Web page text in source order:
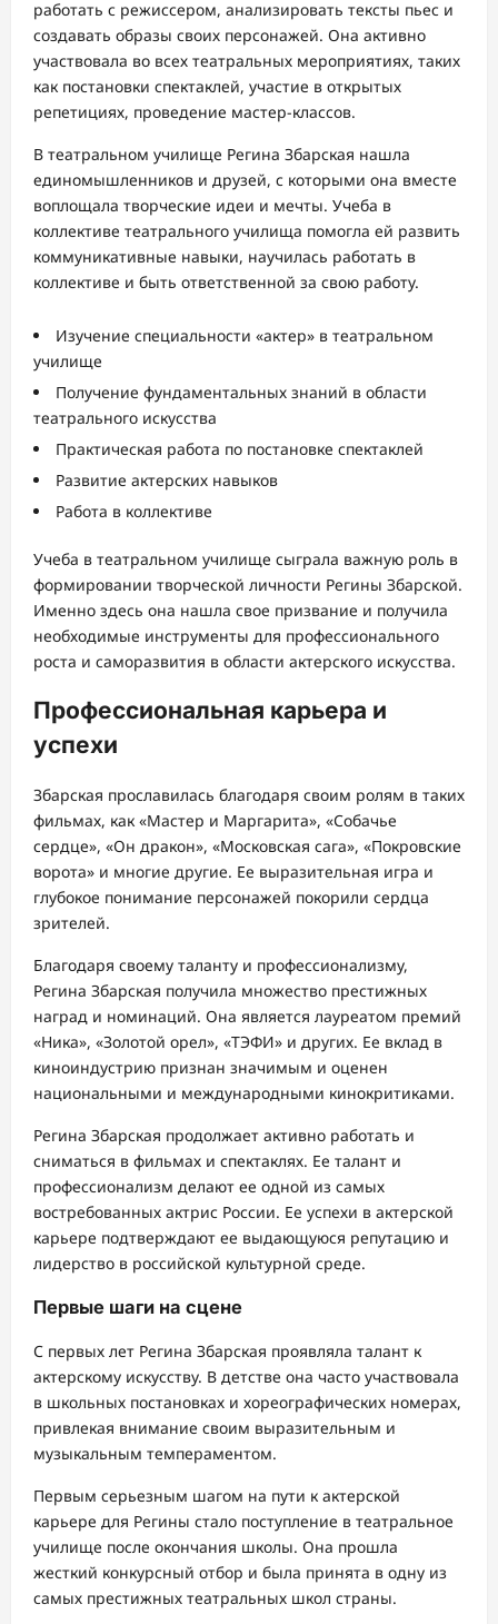
работать с режиссером, анализировать тексты пьес и
создавать образы своих персонажей. Она активно
участвовала во всех театральных мероприятиях, таких
как постановки спектаклей, участие в открытых
репетициях, проведение мастер-классов.
В театральном училище Регина Збарская нашла
единомышленников и друзей, с которыми она вместе
воплощала творческие идеи и мечты. Учеба в
коллективе театрального училища помогла ей развить
коммуникативные навыки, научилась работать в
коллективе и быть ответственной за свою работу.
Изучение специальности «актер» в театральном
училище
Получение фундаментальных знаний в области
театрального искусства
Практическая работа по постановке спектаклей
Развитие актерских навыков
Работа в коллективе
Учеба в театральном училище сыграла важную роль в
формировании творческой личности Регины Збарской.
Именно здесь она нашла свое призвание и получила
необходимые инструменты для профессионального
роста и саморазвития в области актерского искусства.
Профессиональная карьера и
успехи
Збарская прославилась благодаря своим ролям в таких
фильмах, как «Мастер и Маргарита», «Собачье
сердце», «Он дракон», «Московская сага», «Покровские
ворота» и многие другие. Ее выразительная игра и
глубокое понимание персонажей покорили сердца
зрителей.
Благодаря своему таланту и профессионализму,
Регина Збарская получила множество престижных
наград и номинаций. Она является лауреатом премий
«Ника», «Золотой орел», «ТЭФИ» и других. Ее вклад в
киноиндустрию признан значимым и оценен
национальными и международными кинокритиками.
Регина Збарская продолжает активно работать и
сниматься в фильмах и спектаклях. Ее талант и
профессионализм делают ее одной из самых
востребованных актрис России. Ее успехи в актерской
карьере подтверждают ее выдающуюся репутацию и
лидерство в российской культурной среде.
Первые шаги на сцене
С первых лет Регина Збарская проявляла талант к
актерскому искусству. В детстве она часто участвовала
в школьных постановках и хореографических номерах,
привлекая внимание своим выразительным и
музыкальным темпераментом.
Первым серьезным шагом на пути к актерской
карьере для Регины стало поступление в театральное
училище после окончания школы. Она прошла
жесткий конкурсный отбор и была принята в одну из
самых престижных театральных школ страны.